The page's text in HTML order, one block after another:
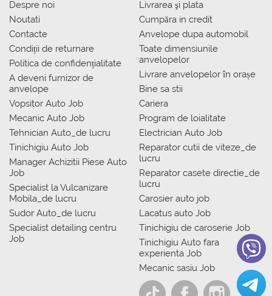
Despre noi
Noutati
Contacte
Condiții de returnare
Politica de confidențialitate
A deveni furnizor de
anvelope
Vopsitor Auto Job
Mecanic Auto Job
Tehnician Auto_de lucru
Tinichigiu Auto Job
Manager Achizitii Piese Auto
Job
Specialist la Vulcanizare
Mobila_de lucru
Sudor Auto_de lucru
Specialist detailing centru
Job
Livrarea şi plata
Сumpăra in credit
Anvelope dupa automobil
Toate dimensiunile
anvelopelor
Livrare anvelopelor în orașe
Bine sa stii
Cariera
Program de loialitate
Electrician Auto Job
Reparator cutii de viteze_de
lucru
Reparator casete directie_de
lucru
Carosier auto job
Lacatus auto Job
Tinichigiu de caroserie Job
Tinichigiu Auto fara
experienta Job
Mecanic sasiu Job